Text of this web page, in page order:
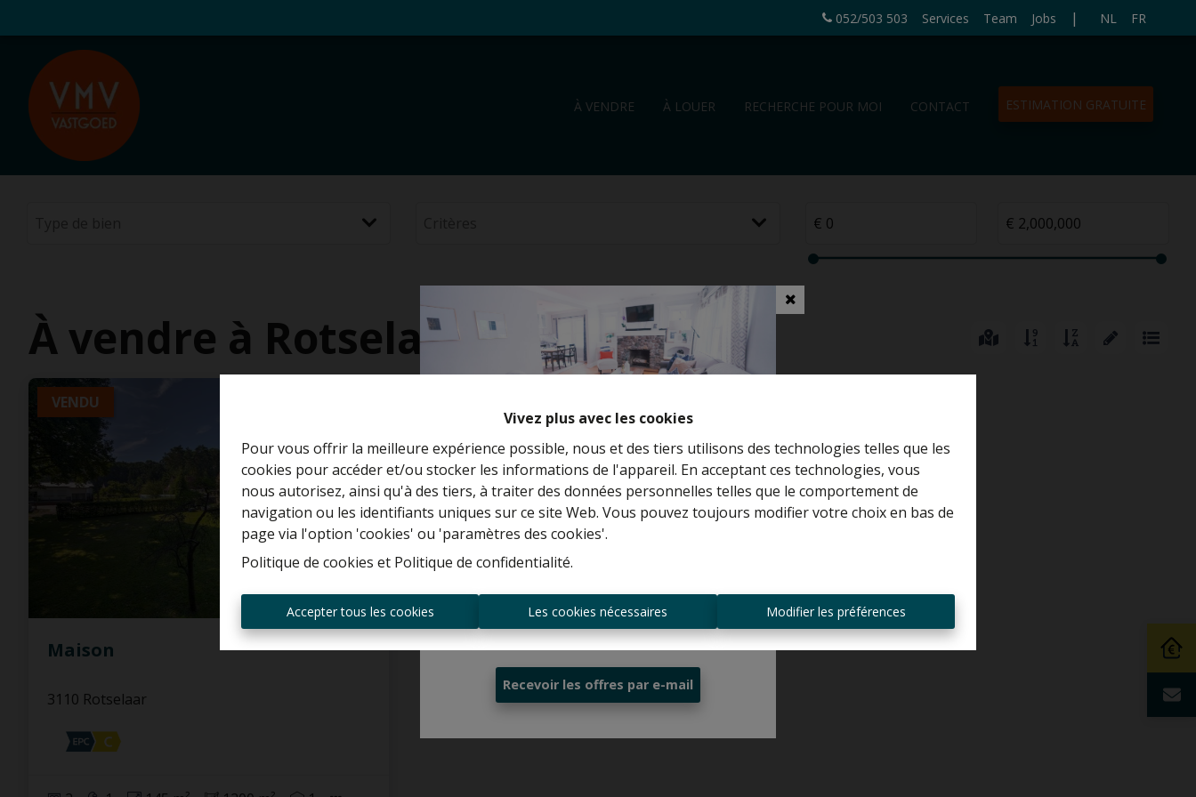
Vivez plus avec les cookies
Pour vous offrir la meilleure expérience possible, nous et des tiers utilisons des technologies telles que les
cookies pour accéder et/ou stocker les informations de l'appareil. En acceptant ces technologies, vous
nous autorisez, ainsi qu'à des tiers, à traiter des données personnelles telles que le comportement de
navigation ou les identifiants uniques sur ce site Web. Vous pouvez toujours modifier votre choix en bas de
page via l'option 'cookies' ou 'paramètres des cookies'.
Politique de cookies et Politique de confidentialité.
Accepter tous les cookies Les cookies nécessaires Modifier les préférences
052/503 503 Services Team Jobs | NL FR
À VENDRE À LOUER RECHERCHE POUR MOI CONTACT ESTIMATION GRATUITE
À vendre à Rotselaar
VENDU
Maison
3110 Rotselaar
Curieux de connaître la valeur de votre
maison ?
Estimation gratuite
Toujours être le premier informé des
nouvelles offres ?
Recevoir les offres par e-mail